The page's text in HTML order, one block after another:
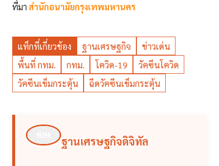
ที่มา สำนักอนามัยกรุงเทพมหานคร
แท็กที่เกี่ยวข้อง ฐานเศรษฐกิจ
ข่าวเด่น
พื้นที่ กทม.
กทม. โควิด-19
วัคซีนโควิด
วัคซีนเข็มกระตุ้น
ฉีดวัคซีนเข็มกระตุ้น
ฐานเศรษฐกิจดิจิทัล